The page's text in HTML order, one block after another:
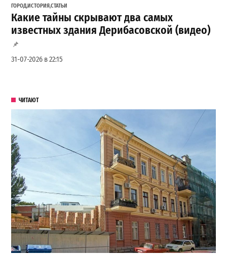
ГОРОД,ИСТОРИЯ,СТАТЬИ
Какие тайны скрывают два самых
известных здания Дерибасовской (видео)
31-07-2026 в 22:15
ЧИТАЮТ